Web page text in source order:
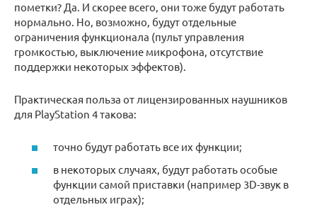
пометки? Да. И скорее всего, они тоже будут работать
нормально. Но, возможно, будут отдельные
ограничения функционала (пульт управления
громкостью, выключение микрофона, отсутствие
поддержки некоторых эффектов).
Практическая польза от лицензированных наушников
для PlayStation 4 такова:
точно будут работать все их функции;
в некоторых случаях, будут работать особые
функции самой приставки (например 3D-звук в
отдельных играх);